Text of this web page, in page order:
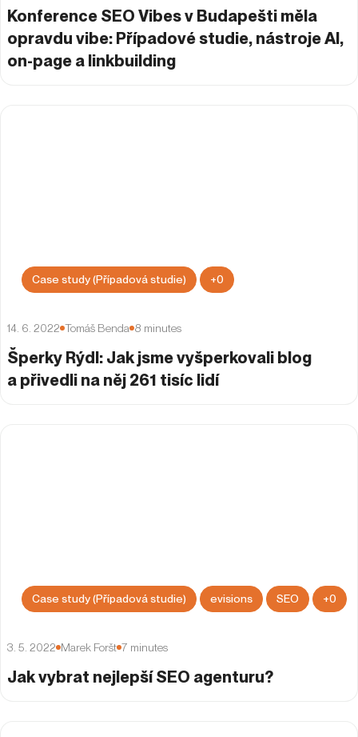
Konference SEO Vibes v Budapešti měla
opravdu vibe: Případové studie, nástroje AI,
on-page a linkbuilding
14. 6. 2022 Tomáš Benda 8 minutes
Šperky Rýdl: Jak jsme vyšperkovali blog
a přivedli na něj 261 tisíc lidí
Case study (Případová studie) +0
3. 5. 2022 Marek Foršt 7 minutes
Jak vybrat nejlepší SEO agenturu?
Case study (Případová studie) evisions SEO +0